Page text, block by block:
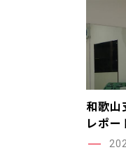
和歌
レポ